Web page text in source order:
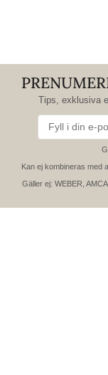
Tips, exklusiva
Kan ej kombineras med
Gäller ej: WEBER,